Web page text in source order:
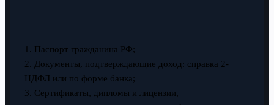
1. Паспорт гражданина РФ;
2. Документы, подтверждающие доход: справка 2-
НДФЛ или по форме банка;
3. Сертификаты, дипломы и лицензии,